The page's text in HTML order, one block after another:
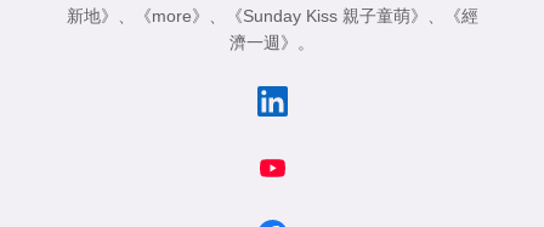
新地》
《more》 《Sunday Kiss 親子童萌》
《經
濟一週》
。